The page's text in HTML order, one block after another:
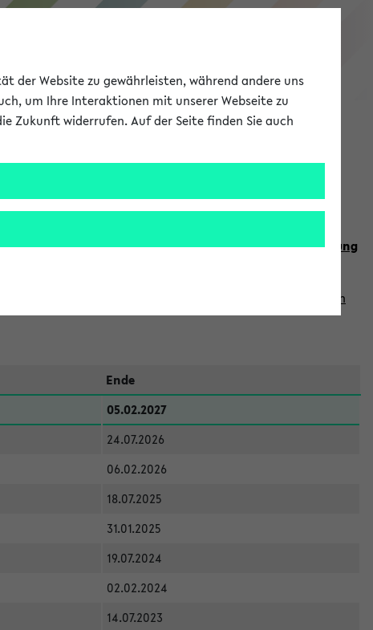
eKVV
Sie auch die weiteren Termine imKalender der Lehrplanung
finden
Ende
05.02.2027
24.07.2026
06.02.2026
18.07.2025
31.01.2025
19.07.2024
02.02.2024
14.07.2023
der Website zu gewährleisten, während andere uns
um Ihre Interaktionen mit unserer Webseite zu
Zukunft widerrufen. Auf der Seite finden Sie auch